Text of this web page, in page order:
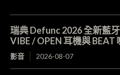
瑞典 Defunc 2026 全新藍
VIBE / OPEN 耳機與 BEAT
影音 2026-08-07